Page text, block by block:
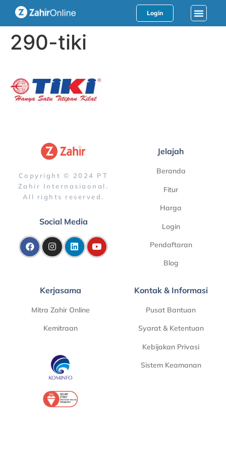
Login
290-tiki
Copyright © 2024 PT
Zahir Internasiaonal.
All rights reserved.
Social Media
Jelajah
Beranda
Fitur
Harga
Login
Pendaftaran
Blog
Kerjasama
Mitra Zahir Online
Kemitraan
Kontak & Informasi
Pusat Bantuan
Syarat & Ketentuan
Kebijakan Privasi
Sistem Keamanan